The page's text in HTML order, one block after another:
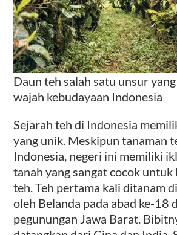
Daun teh salah satu unsur
wajah kebudayaan Indonesia
Sejarah teh di Indonesia
yang unik. Meskipun tanaman
Indonesia, negeri ini memiliki
tanah yang sangat cocok untuk
teh. Teh pertama kali ditanam
oleh Belanda pada abad ke-18
pegunungan Jawa Barat.